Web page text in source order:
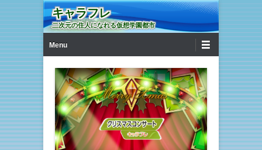
キャラフレ
二次元の住人になれる仮想学園都市
Menu